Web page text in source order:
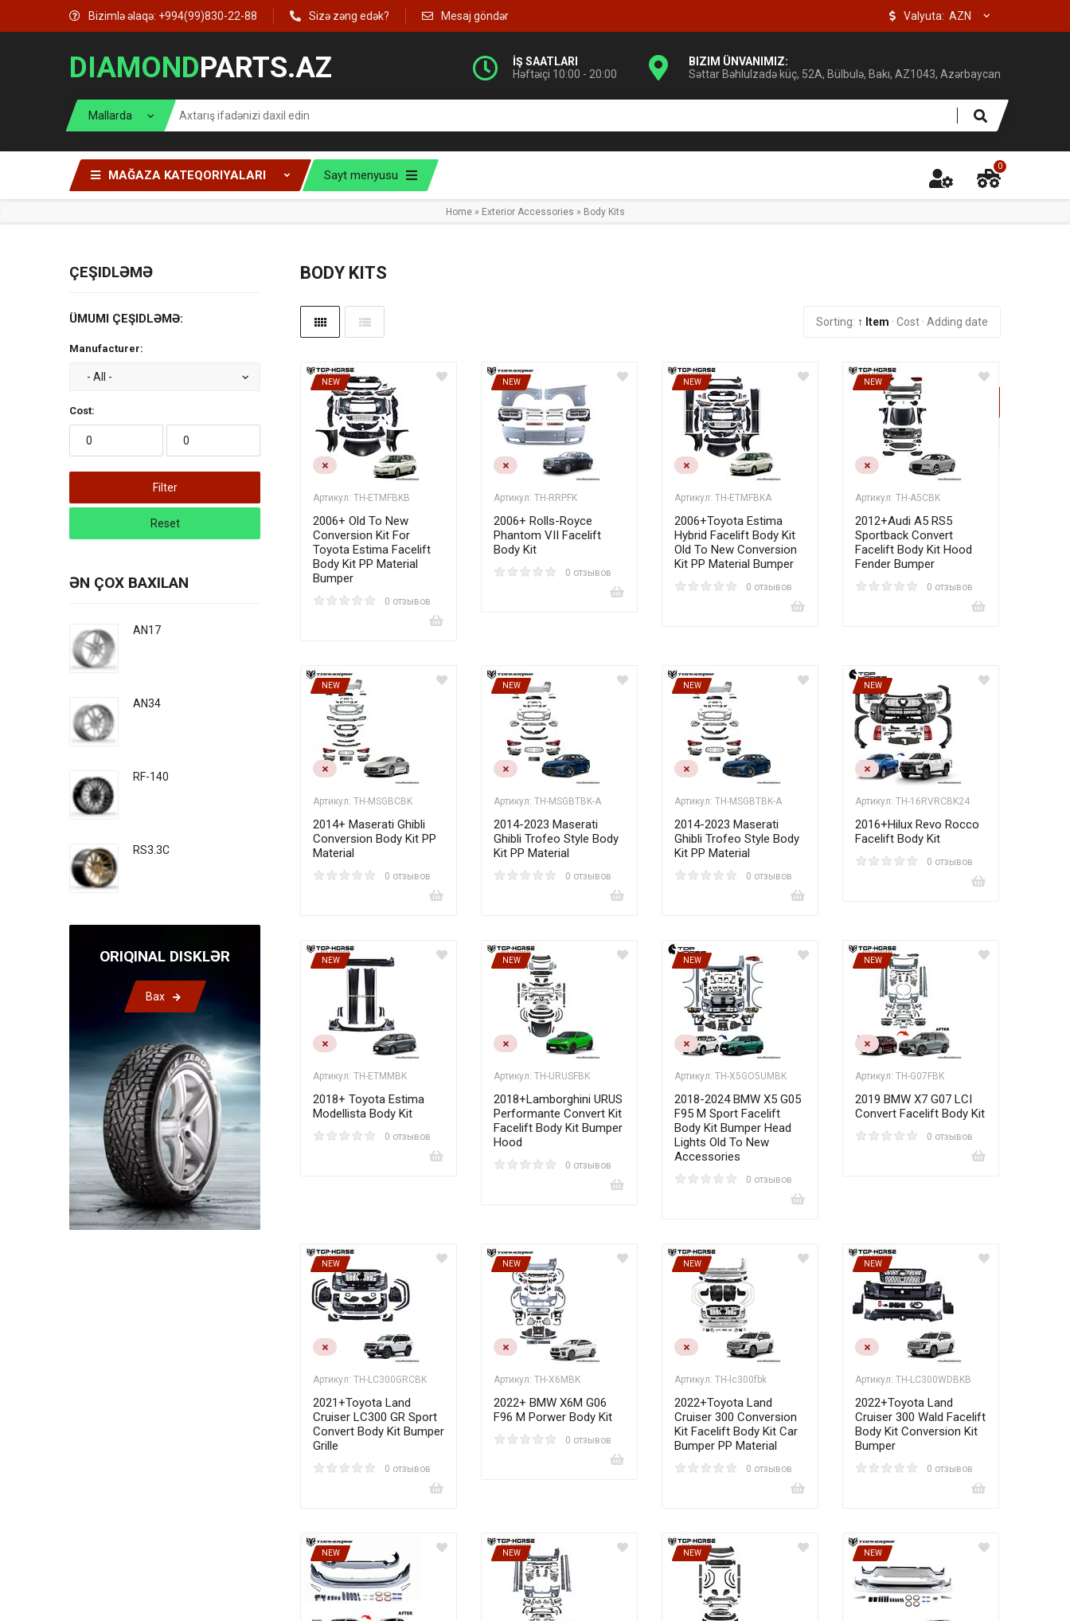
Bizimlə əlaqə: +994(99)830-22-88 Sizə zəng edək? Mesaj göndər Valyuta:
DIAMONDPARTS.AZ
İŞ SAATLARI
Həftəiçi 10:00 - 20:00
BIZIM ÜNVANIMIZ:
Səttar Bəhlulzadə küç, 52A, Bülbulə, Bakı, AZ1043, Azərbaycan
MAĞAZA KATEQORIYALARI Sayt menyusu
0
Home » Exterior Accessories » Body Kits
BODY KITS
Sorting: ↑ Item · Cost · Adding date
NEW
Артикул: TH-ETMFBKB
2006+ Old To New
Conversion Kit For
Toyota Estima Facelift
Body Kit PP Material
Bumper
0 отзывов
NEW
Артикул: TH-RRPFK
2006+ Rolls-Royce
Phantom VII Facelift
Body Kit
0 отзывов
NEW
Артикул: TH-ETMFBKA
2006+Toyota Estima
Hybrid Facelift Body Kit
Old To New Conversion
Kit PP Material Bumper
0 отзывов
NEW
Артикул: TH-A5CBK
2012+Audi A5 RS5
Sportback Convert
Facelift Body Kit Hood
Fender Bumper
0 отзывов
NEW
Артикул: TH-MSGBCBK
2014+ Maserati Ghibli
Conversion Body Kit PP
Material
0 отзывов
NEW
Артикул: TH-MSGBTBK-A
2014-2023 Maserati
Ghibli Trofeo Style Body
Kit PP Material
0 отзывов
NEW
Артикул: TH-MSGBTBK-A
2014-2023 Maserati
Ghibli Trofeo Style Body
Kit PP Material
0 отзывов
NEW
Артикул: TH-16RVRCBK24
2016+Hilux Revo Rocco
Facelift Body Kit
0 отзывов
NEW
Артикул: TH-ETMMBK
2018+ Toyota Estima
Modellista Body Kit
0 отзывов
NEW
Артикул: TH-URUSFBK
2018+Lamborghini URUS
Performante Convert Kit
Facelift Body Kit Bumper
Hood
0 отзывов
NEW
Артикул: TH-X5GO5UMBK
2018-2024 BMW X5 G05
F95 M Sport Facelift
Body Kit Bumper Head
Lights Old To New
Accessories
0 отзывов
NEW
Артикул: TH-G07FBK
2019 BMW X7 G07 LCI
Convert Facelift Body Kit
0 отзывов
NEW
Артикул: TH-LC300GRCBK
2021+Toyota Land
Cruiser LC300 GR Sport
Convert Body Kit Bumper
Grille
0 отзывов
NEW
Артикул: TH-X6MBK
2022+ BMW X6M G06
F96 M Porwer Body Kit
0 отзывов
NEW
Артикул: TH-lc300fbk
2022+Toyota Land
Cruiser 300 Conversion
Kit Facelift Body Kit Car
Bumper PP Material
0 отзывов
NEW
Артикул: TH-LC300WDBKB
2022+Toyota Land
Cruiser 300 Wald Facelift
Body Kit Conversion Kit
Bumper
0 отзывов
NEW NEW NEW NEW
ÇEŞIDLƏMƏ
ÜMUMI ÇEŞIDLƏMƏ:
Manufacturer:
Cost:
Filter
Reset
ƏN ÇOX BAXILAN
AN17
AN34
RF-140
RS3.3C
ORIQINAL DISKLƏR
Bax